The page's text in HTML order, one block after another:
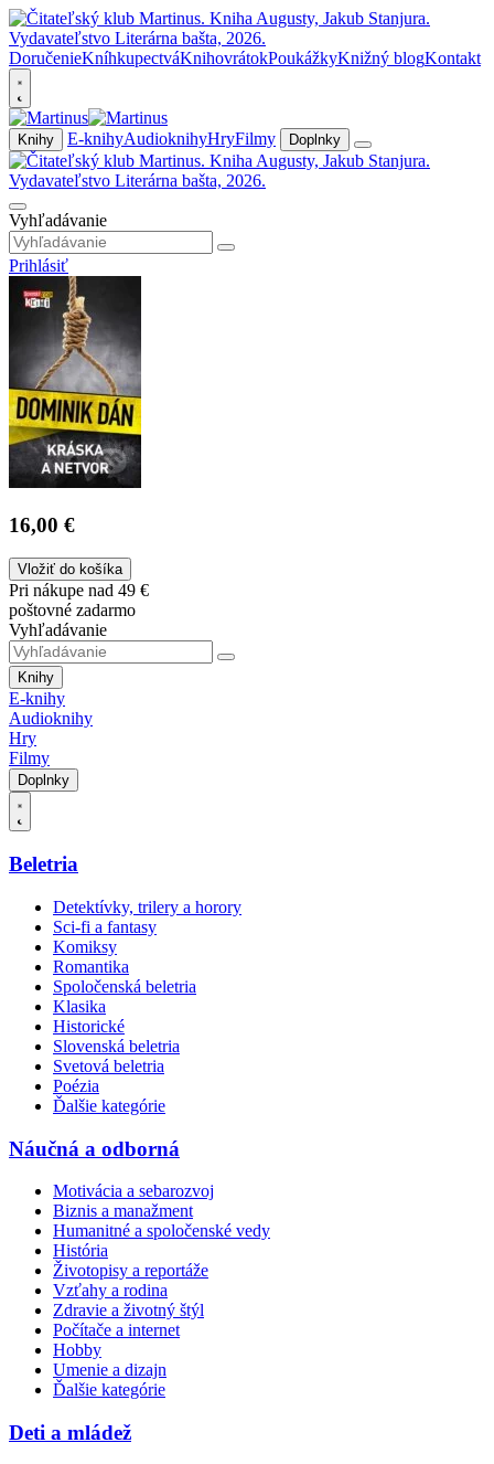
DoručenieKníhkupectváKnihovrátokPoukážkyKnižný blogKontakt
Knihy E-knihyAudioknihyHryFilmy Doplnky
Vyhľadávanie
Prihlásiť
16,00 €
Vložiť do košíka
Pri nákupe nad 49 €
poštovné zadarmo
Vyhľadávanie
Knihy
E-knihy
Audioknihy
Hry
Filmy
Doplnky
Beletria
Detektívky, trilery a horory
Sci-fi a fantasy
Komiksy
Romantika
Spoločenská beletria
Klasika
Historické
Slovenská beletria
Svetová beletria
Poézia
Ďalšie kategórie
Náučná a odborná
Motivácia a sebarozvoj
Biznis a manažment
Humanitné a spoločenské vedy
História
Životopisy a reportáže
Vzťahy a rodina
Zdravie a životný štýl
Počítače a internet
Hobby
Umenie a dizajn
Ďalšie kategórie
Deti a mládež